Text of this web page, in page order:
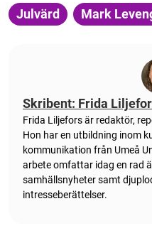
Julvärd Mark
Skribent: Frida
Frida Liljefors är redaktör,
Hon har en utbildning inom
kommunikation från Umeå
arbete omfattar idag en rad
samhällsnyheter samt
intresseberättelser.